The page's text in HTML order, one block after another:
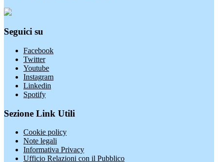
Seguici su
Facebook
Twitter
Youtube
Instagram
Linkedin
Spotify
Sezione Link Utili
Cookie policy
Note legali
Informativa Privacy
Ufficio Relazioni con il Pubblico